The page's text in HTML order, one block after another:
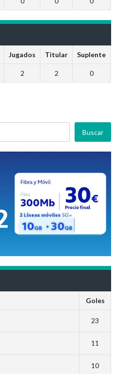
Jugados Titular Suplente
2 2 0
Buscar
Goles
23
11
10